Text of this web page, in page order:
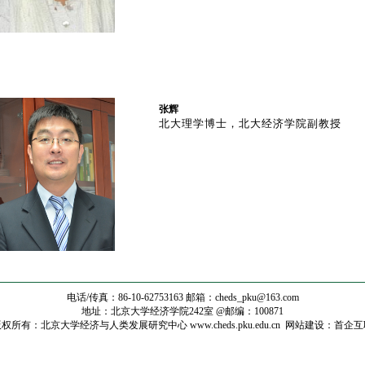
张辉
北大理学博士，北大经济学院副教授
电话/传真：86-10-62753163 邮箱： cheds_pku@163.com
地址：北京大学经济学院242室 @邮编：100871
所有：北京大学经济与人类发展研究中心 www.cheds.pku.edu.cn 网站建设 ： 首企